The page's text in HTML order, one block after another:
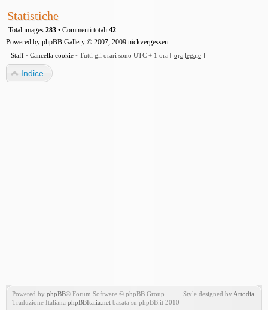
Statistiche
Total images 283 • Commenti totali 42
Powered by phpBB Gallery © 2007, 2009 nickvergessen
Staff • Cancella cookie • Tutti gli orari sono UTC + 1 ora [ ora legale ]
Indice
Powered by phpBB® Forum Software © phpBB Group
Traduzione Italiana phpBBItalia.net basata su phpBB.it 2010
Style designed by Artodia